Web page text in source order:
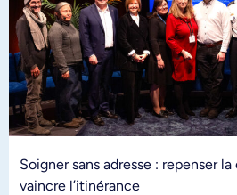
Soigner sans adresse : repenser
vaincre l’itinérance